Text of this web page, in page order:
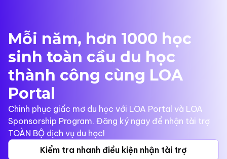
Mỗi năm, hơn 1000 học
sinh toàn cầu du học
thành công cùng LOA
Portal
Chinh phục giấc mơ du học với LOA Portal và LOA
Sponsorship Program. Đăng ký ngay để nhận tài trợ
TOÀN BỘ dịch vụ du học!
Kiểm tra nhanh điều kiện nhận tài trợ